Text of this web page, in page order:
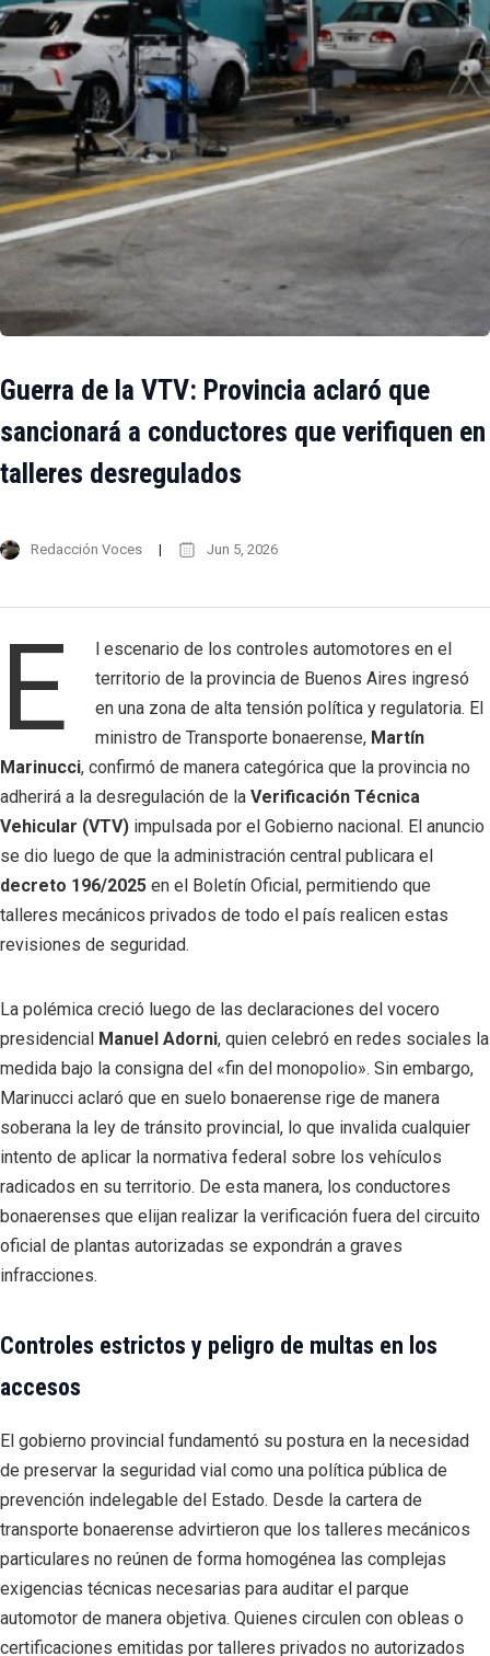
Guerra de la VTV: Provincia aclaró que
sancionará a conductores que verifiquen en
talleres desregulados
Redacción Voces Jun 5, 2026
E
l escenario de los controles automotores en el
territorio de la provincia de Buenos Aires ingresó
en una zona de alta tensión política y regulatoria. El
ministro de Transporte bonaerense, Martín
Marinucci, confirmó de manera categórica que la provincia no
adherirá a la desregulación de la Verificación Técnica
Vehicular (VTV) impulsada por el Gobierno nacional. El anuncio
se dio luego de que la administración central publicara el
decreto 196/2025 en el Boletín Oficial, permitiendo que
talleres mecánicos privados de todo el país realicen estas
revisiones de seguridad.
La polémica creció luego de las declaraciones del vocero
presidencial Manuel Adorni, quien celebró en redes sociales la
medida bajo la consigna del «fin del monopolio». Sin embargo,
Marinucci aclaró que en suelo bonaerense rige de manera
soberana la ley de tránsito provincial, lo que invalida cualquier
intento de aplicar la normativa federal sobre los vehículos
radicados en su territorio. De esta manera, los conductores
bonaerenses que elijan realizar la verificación fuera del circuito
oficial de plantas autorizadas se expondrán a graves
infracciones.
Controles estrictos y peligro de multas en los
accesos
El gobierno provincial fundamentó su postura en la necesidad
de preservar la seguridad vial como una política pública de
prevención indelegable del Estado. Desde la cartera de
transporte bonaerense advirtieron que los talleres mecánicos
particulares no reúnen de forma homogénea las complejas
exigencias técnicas necesarias para auditar el parque
automotor de manera objetiva. Quienes circulen con obleas o
certificaciones emitidas por talleres privados no autorizados